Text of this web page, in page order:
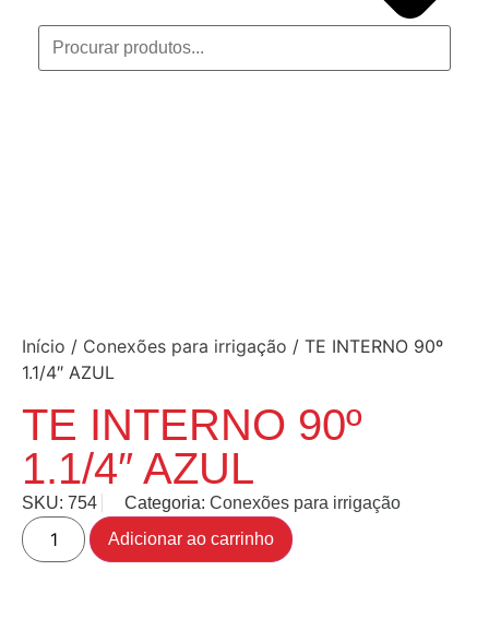
Início / Conexões para irrigação / TE INTERNO 90º
1.1/4″ AZUL
TE INTERNO 90º
1.1/4″ AZUL
Adicionar ao carrinho
SKU: 754 Categoria: Conexões para irrigação